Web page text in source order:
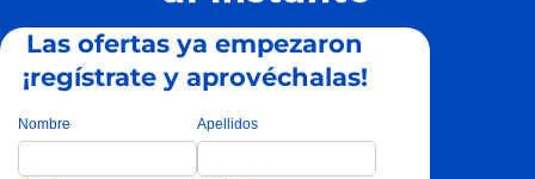
Las ofertas ya empezaron
¡regístrate y aprovéchalas!
Nombre Apellidos